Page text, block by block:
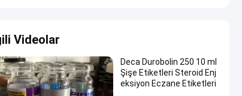
Videolar
Deca Durobolin 250 10 ml
Şişe Etiketleri Steroid Enj
eksiyon Eczane Etiketleri